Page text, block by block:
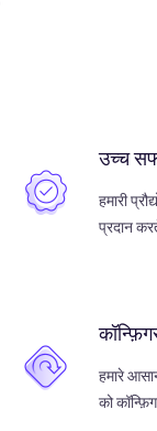
उच्च
हमारी
प्रदान
हमारे
को